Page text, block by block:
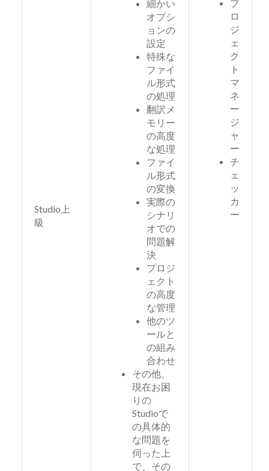
プ
ロ
ジ
ェ
ク
ト
マ
ネ
ー
ジ
ャ
ー
チ
ェ
ッ
カ
ー
Studio上
級
細かい
オプシ
ョンの
設定
特殊な
ファイ
ル形式
の処理
翻訳メ
モリー
の高度
な処理
ファイ
ル形式
の変換
実際の
シナリ
オでの
問題解
決
プロジ
ェクト
の高度
な管理
他のツ
ールと
の組み
合わせ
その他、
現在お困
りの
Studioで
の具体的
な問題を
伺った上
で、その